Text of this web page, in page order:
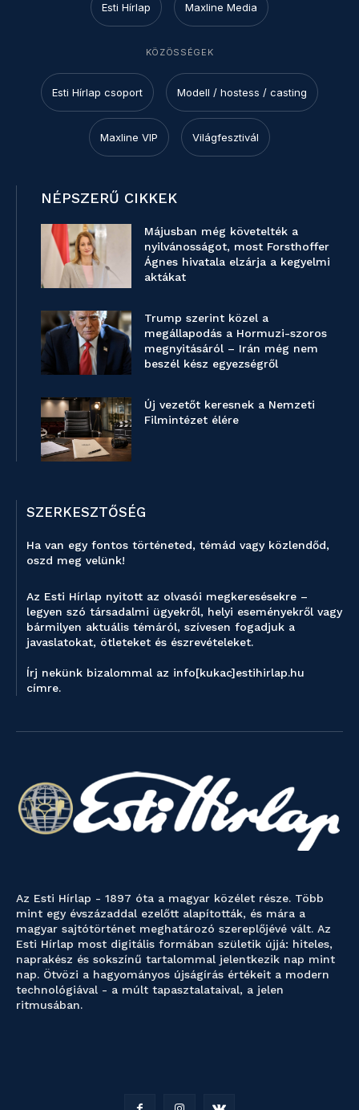
Esti Hírlap Maxline Media
KÖZÖSSÉGEK
Esti Hírlap csoport Modell / hostess / casting
Maxline VIP Világfesztivál
NÉPSZERŰ CIKKEK
Májusban még követelték a
nyilvánosságot, most Forsthoffer
Ágnes hivatala elzárja a kegyelmi
aktákat
Trump szerint közel a
megállapodás a Hormuzi-szoros
megnyitásáról – Irán még nem
beszél kész egyezségről
Új vezetőt keresnek a Nemzeti
Filmintézet élére
SZERKESZTŐSÉG
Ha van egy fontos történeted, témád vagy közlendőd,
oszd meg velünk!
Az Esti Hírlap nyitott az olvasói megkeresésekre –
legyen szó társadalmi ügyekről, helyi eseményekről vagy
bármilyen aktuális témáról, szívesen fogadjuk a
javaslatokat, ötleteket és észrevételeket.
Írj nekünk bizalommal az info[kukac]estihirlap.hu
címre.
Az Esti Hírlap - 1897 óta a magyar közélet része. Több
mint egy évszázaddal ezelőtt alapították, és mára a
magyar sajtótörténet meghatározó szereplőjévé vált. Az
Esti Hírlap most digitális formában születik újjá: hiteles,
naprakész és sokszínű tartalommal jelentkezik nap mint
nap. Ötvözi a hagyományos újságírás értékeit a modern
technológiával - a múlt tapasztalataival, a jelen
ritmusában.